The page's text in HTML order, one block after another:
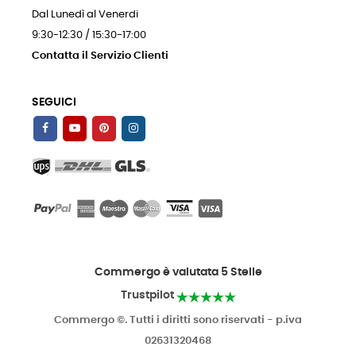
Dal Lunedì al Venerdi
9:30-12:30 / 15:30-17:00
Contatta il Servizio Clienti
SEGUICI
Commergo è valutata 5 Stelle
Trustpilot
Commergo ©. Tutti i diritti sono riservati - p.iva
02631320468